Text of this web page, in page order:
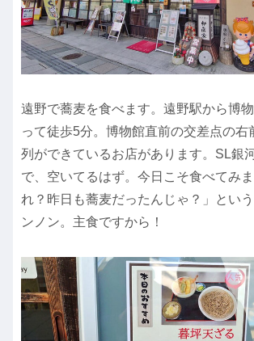
遠野で蕎麦を食べます。遠野駅から博
って徒歩5分。博物館直前の交差点の右
列ができているお店があります。SL銀
で、空いてるはず。今日こそ食べてみ
れ？昨日も蕎麦だったんじゃ？」とい
ンノン。主食ですから！